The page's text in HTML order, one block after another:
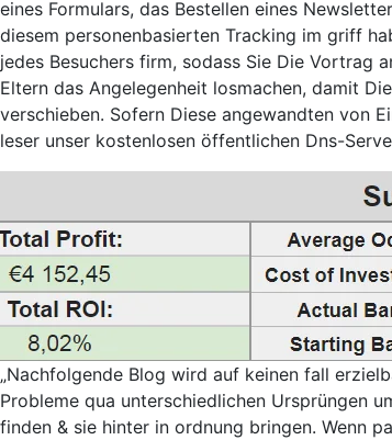
eines Formulars, das Bestellen eines
diesem personenbasierten Tracking im griff
jedes Besuchers firm, sodass Sie Die Vortrag
Eltern das Angelegenheit losmachen, damit
verschieben. Sofern Diese angewandten von
leser unser kostenlosen öffentlichen Dns-
„Nachfolgende Blog wird auf keinen fall
Probleme qua unterschiedlichen Ursprüngen
finden & sie hinter in ordnung bringen. Wenn